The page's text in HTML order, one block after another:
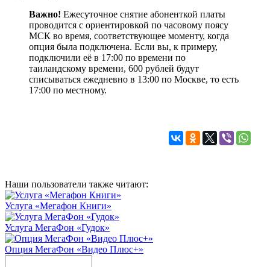
Важно! Ежесуточное снятие абоненткой платы
проводится с ориентировкой по часовому поясу
МСК во время, соответствующее моменту, когда
опция была подключена. Если вы, к примеру,
подключили её в 17:00 по времени по
таиландскому времени, 600 рублей будут
списываться ежедневно в 13:00 по Москве, то есть
17:00 по местному.
Наши пользователи также читают:
Услуга «Мегафон Книги»
Услуга МегаФон «Гудок»
Опция МегаФон «Видео Плюс+»